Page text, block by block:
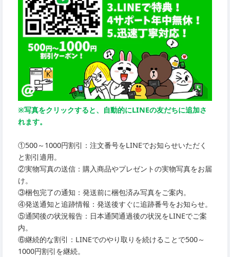
※写真をクリックすると、自動的にLINEの友だちに追加さ
れます。
①500～1000円割引：注文番号をLINEでお知らせいただく
と割引適用。
②実物写真の送信：購入商品やプレゼントの実物写真をお届
け。
③梱包完了の通知：発送前に梱包済み写真をご案内。
④発送通知と追跡情報：発送後すぐに追跡番号をお知らせ。
⑤通関後の状況報告：日本通関通過後の状況をLINEでご案
内。
⑥継続的な割引：LINEでのやり取りを続けることで500～
1000円割引を継続。